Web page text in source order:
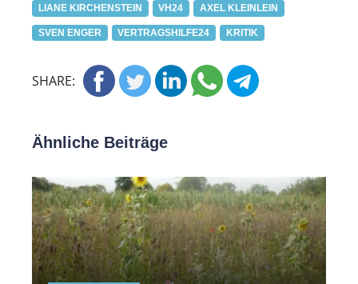
LIANE KIRCHENSTEIN VH24 AXEL KLEINLEIN
SVEN ENGER VERTRAGSHILFE24 KRITIK
SHARE:
Ähnliche Beiträge